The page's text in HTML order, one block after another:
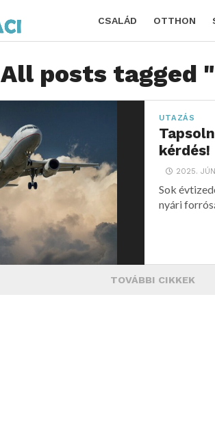
CSALÁD OTTHON
All posts tagged
UTAZÁS
kérdés!
2025.
Sok
nyári
TOVÁBBI CIKKEK